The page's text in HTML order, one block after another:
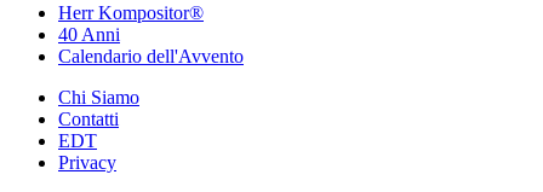
Herr Kompositor®
40 Anni
Calendario dell'Avvento
Chi Siamo
Contatti
EDT
Privacy